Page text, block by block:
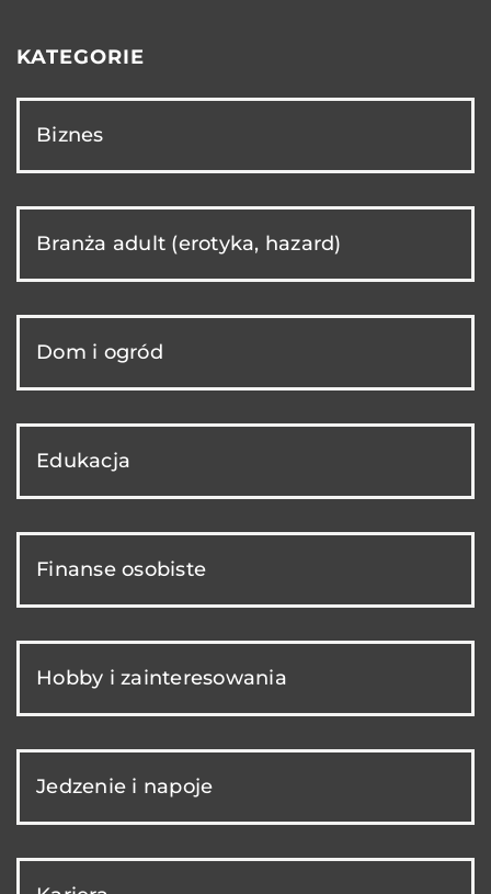
KATEGORIE
Biznes
Branża adult (erotyka, hazard)
Dom i ogród
Edukacja
Finanse osobiste
Hobby i zainteresowania
Jedzenie i napoje